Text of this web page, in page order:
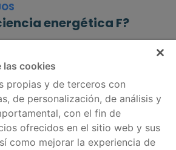
energética F?
Servicios
Comparador de tarifas
las cookies
propias y de terceros con
de personalización, de análisis y
con el fin de
ofrecidos en el sitio web y sus
como mejorar la experiencia de